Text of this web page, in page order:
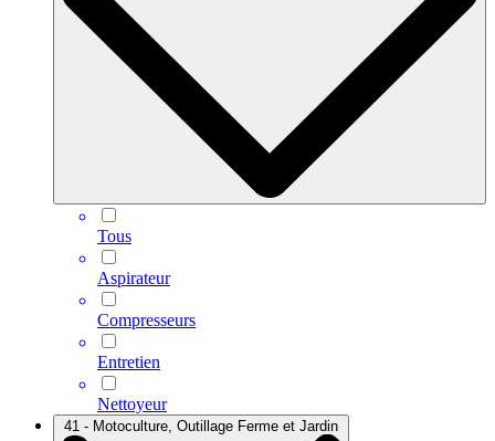
Tous
Aspirateur
Compresseurs
Entretien
Nettoyeur
41 - Motoculture, Outillage Ferme et Jardin